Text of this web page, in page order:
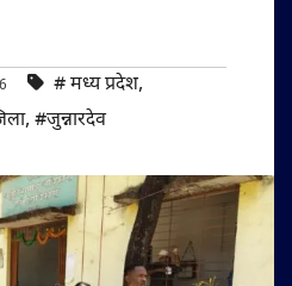
#‌ मध्य प्रदेश,
, #जुन्नारदेव